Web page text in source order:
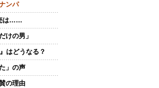
ンパ
は……
けの男」
はどうなる？
」の声
の理由